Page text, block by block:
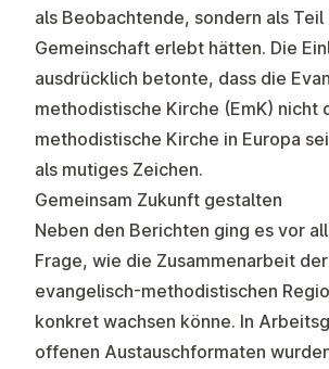
als Beobachtende, sondern als Teil
Gemeinschaft erlebt hätten. Die
ausdrücklich betonte, dass die
methodistische Kirche (EmK) nicht
methodistische Kirche in Europa
als mutiges Zeichen.
Gemeinsam Zukunft gestalten
Neben den Berichten ging es vor
Frage, wie die Zusammenarbeit
evangelisch-methodistischen
konkret wachsen könne. In
offenen Austauschformaten